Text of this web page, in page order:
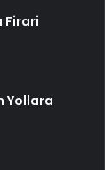
Firari
Yollara